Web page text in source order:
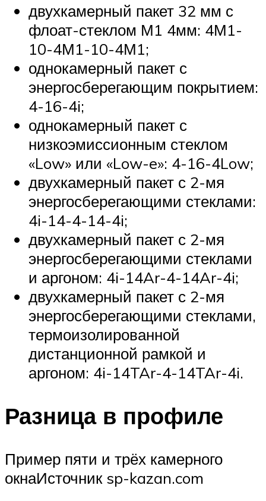
двухкамерный пакет 32 мм с
флоат-стеклом М1 4мм: 4М1-
10-4М1-10-4М1;
однокамерный пакет с
энергосберегающим покрытием:
4-16-4i;
однокамерный пакет с
низкоэмиссионным стеклом
«Low» или «Low-e»: 4-16-4Low;
двухкамерный пакет с 2-мя
энергосберегающими стеклами:
4i-14-4-14-4i;
двухкамерный пакет с 2-мя
энергосберегающими стеклами
и аргоном: 4i-14Ar-4-14Ar-4i;
двухкамерный пакет с 2-мя
энергосберегающими стеклами,
термоизолированной
дистанционной рамкой и
аргоном: 4i-14TAr-4-14TAr-4i.
Разница в профиле
Пример пяти и трёх камерного
окнаИсточник sp-kazan.com